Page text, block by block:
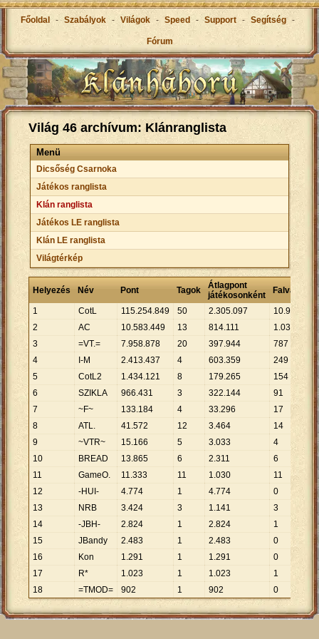
Főoldal - Szabályok - Világok - Speed - Support - Segítség -
Fórum
Világ 46 archívum: Klánranglista
Menü
Dicsőség Csarnoka
Játékos ranglista
Klán ranglista
Játékos LE ranglista
Klán LE ranglista
Világtérkép
Helyezés Név Pont Tagok
Átlagpont
játékosonként
Falvak
1
CotL 115.254.849 50 2.305.097 10.932 10
2
AC 10.583.449 13 814.111 1.031
3
=VT.= 7.958.878 20 397.944 787 10
4
I-M 2.413.437 4 603.359 249 .
5
CotL2 1.434.121 8 179.265 154
6
SZIKLA 966.431 3 322.144 91 10
7
~F~ 133.184 4 33.296 17
8
ATL. 41.572 12 3.464 14
9
~VTR~ 15.166 5 3.033 4 .
10
BREAD 13.865 6 2.311 6
11
GameO. 11.333 11 1.030 11
12
-HUI- 4.774 1 4.774
0
13
NRB 3.424 3 1.141 3
14
-JBH- 2.824 1 2.824 1
15
JBandy 2.483 1 2.483
0
16
Kon 1.291 1 1.291
0
17
R* 1.023 1 1.023 1
18
=TMOD= 902 1 902 0